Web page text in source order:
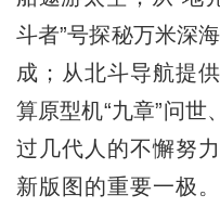
斗者”号探秘万米深
成；从北斗导航提
算原型机“九章”问
过几代人的不懈努
新版图的重要一极